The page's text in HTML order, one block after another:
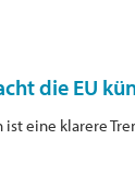
die EU
ist eine klarere